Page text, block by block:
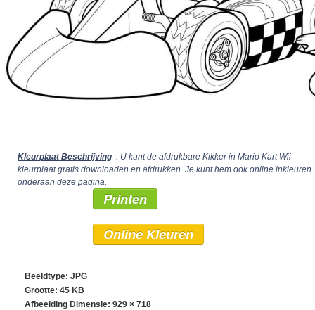
Kleurplaat Beschrijving : U kunt de afdrukbare Kikker in Mario Kart Wii
kleurplaat gratis downloaden en afdrukken. Je kunt hem ook online inkleuren
onderaan deze pagina.
Printen
Online Kleuren
Beeldtype: JPG
Grootte: 45 KB
Afbeelding Dimensie: 929 × 718